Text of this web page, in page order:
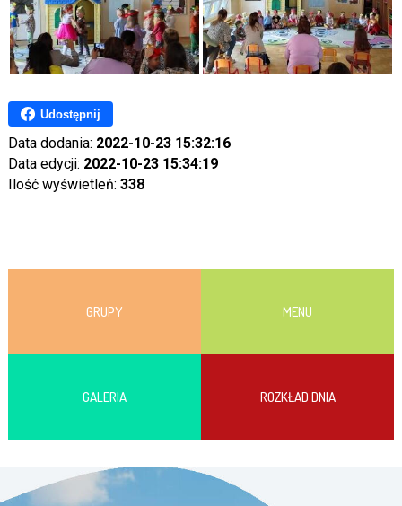
Udostępnij
Data dodania: 2022-10-23 15:32:16
Data edycji: 2022-10-23 15:34:19
Ilość wyświetleń: 338
GRUPY MENU
GALERIA ROZKŁAD DNIA